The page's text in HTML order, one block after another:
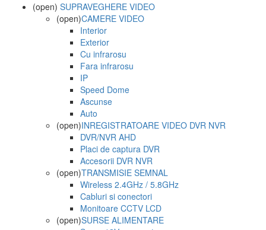
(open) SUPRAVEGHERE VIDEO
(open)CAMERE VIDEO
Interior
Exterior
Cu infrarosu
Fara infrarosu
IP
Speed Dome
Ascunse
Auto
(open)INREGISTRATOARE VIDEO DVR NVR
DVR/NVR AHD
Placi de captura DVR
Accesorii DVR NVR
(open)TRANSMISIE SEMNAL
Wireless 2.4GHz / 5.8GHz
Cabluri si conectori
Monitoare CCTV LCD
(open)SURSE ALIMENTARE